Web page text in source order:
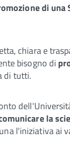
di una
chiara e
bisogno di
di tutti.
la
l'iniziativa ai